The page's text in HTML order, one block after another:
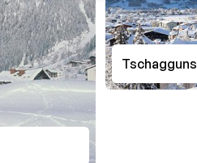
Tschagguns